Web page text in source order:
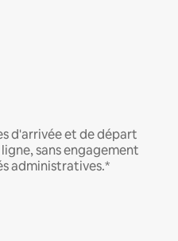
d'arrivée et de départ
sans engagement
administratives.*